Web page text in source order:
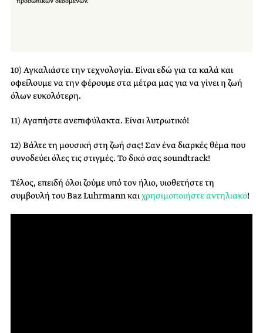
10) Αγκαλιάστε την τεχνολογία. Είναι εδώ για τα καλά και
οφείλουμε να την φέρουμε στα μέτρα μας για να γίνει η ζωή
όλων ευκολότερη.
11) Αγαπήστε ανεπιφύλακτα. Είναι λυτρωτικό!
12) Βάλτε τη μουσική στη ζωή σας! Σαν ένα διαρκές θέμα που
συνοδεύει όλες τις στιγμές. Το δικό σας soundtrack!
Τέλος, επειδή όλοι ζούμε υπό τον ήλιο, υιοθετήστε τη
συμβουλή του Baz Luhrmann καιχρησιμοποιήστε αντηλιακό!